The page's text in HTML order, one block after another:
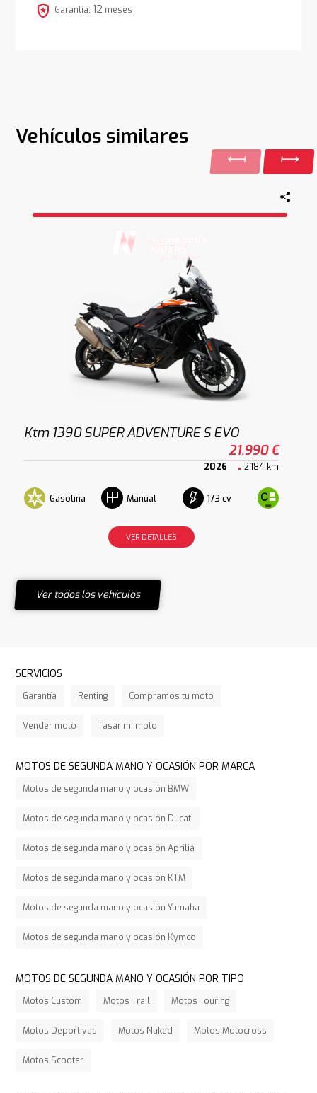
local_police Garantía: 12 meses
Vehículos similares
Ktm 1390 SUPER ADVENTURE S EVO
21.990 €
2026 2.184 km
Gasolina Manual 173 cv
VER DETALLES
Ver todos los vehículos
SERVICIOS
Garantía Renting Compramos tu moto
Vender moto Tasar mi moto
MOTOS DE SEGUNDA MANO Y OCASIÓN POR MARCA
Motos de segunda mano y ocasión BMW
Motos de segunda mano y ocasión Ducati
Motos de segunda mano y ocasión Aprilia
Motos de segunda mano y ocasión KTM
Motos de segunda mano y ocasión Yamaha
Motos de segunda mano y ocasión Kymco
MOTOS DE SEGUNDA MANO Y OCASIÓN POR TIPO
Motos Custom Motos Trail Motos Touring
Motos Deportivas Motos Naked Motos Motocross
Motos Scooter